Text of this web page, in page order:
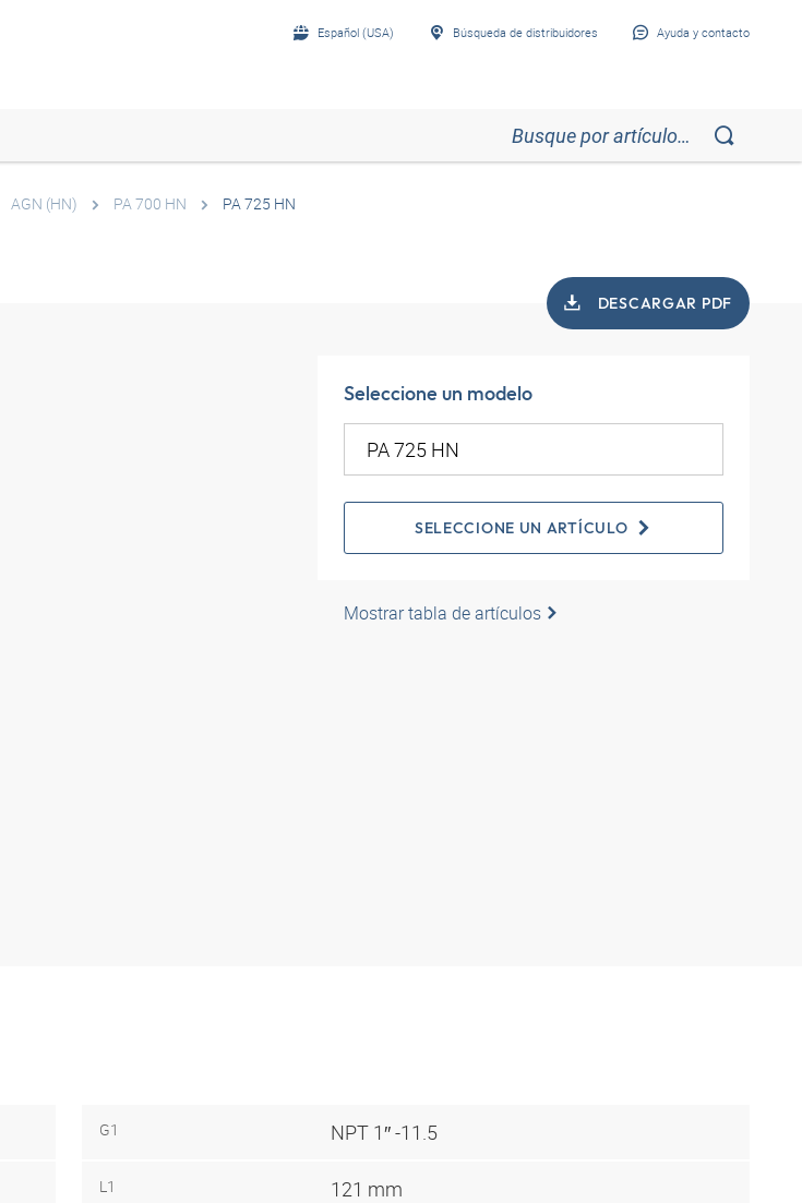
Español (USA) Búsqueda de distribuidores Ayuda y contacto
AGN (HN) PA 700 HN PA 725 HN
DESCARGAR PDF
Seleccione un modelo
SELECCIONE UN ARTÍCULO
Mostrar tabla de artículos
G1 NPT 1″ -11.5
L1 121 mm